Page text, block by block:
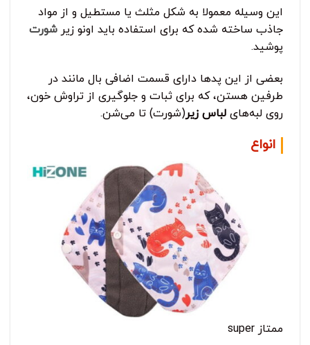
این وسیله معمولا به شکل مثلث یا مستطیل و از مواد
جاذب ساخته شده که برای استفاده باید اونو زیر شورت
پوشید.
بعضی از این پدها دارای قسمت اضافی بال مانند در
طرفین هستن، که برای ثبات و جلوگیری از تراوش خون،
روی لبه‌های لباس زیر(شورت) تا می‌شن.
انواع
ممتاز super